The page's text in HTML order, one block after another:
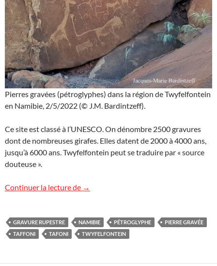
Pierres gravées (pétroglyphes) dans la région de Twyfelfontein
en Namibie, 2/5/2022 (© J.M. Bardintzeff).
Ce site est classé à l’UNESCO. On dénombre 2500 gravures
dont de nombreuses girafes. Elles datent de 2000 à 4000 ans,
jusqu’à 6000 ans. Twyfelfontein peut se traduire par « source
douteuse ».
Continuer la lecture de Pétroglyphes en Namibie
→
GRAVURE RUPESTRE NAMIBIE PÉTROGLYPHE
PIERRE GRAVÉE
TAFFONI
TAFONI TWYFELFONTEIN